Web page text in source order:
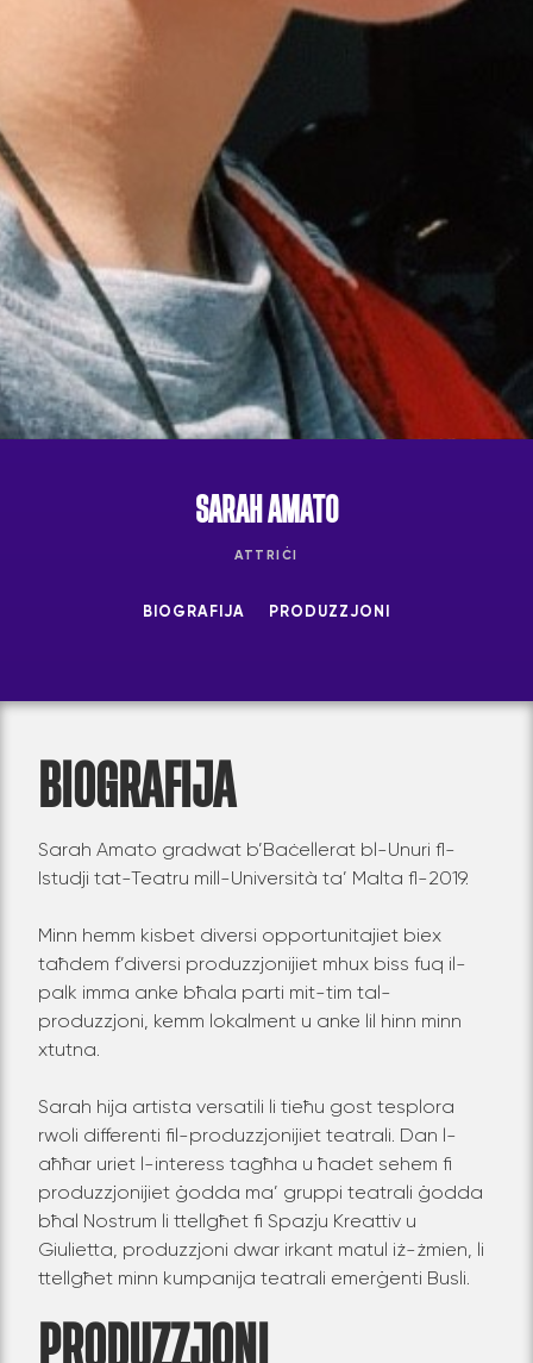
SARAH AMATO
ATTRIĊI
BIOGRAFIJA PRODUZZJONI
BIOGRAFIJA
Sarah Amato gradwat b’Baċellerat bl-Unuri fl-
Istudji tat-Teatru mill-Università ta’ Malta fl-2019.
Minn hemm kisbet diversi opportunitajiet biex
taħdem f’diversi produzzjonijiet mhux biss fuq il-
palk imma anke bħala parti mit-tim tal-
produzzjoni, kemm lokalment u anke lil hinn minn
xtutna.
Sarah hija artista versatili li tieħu gost tesplora
rwoli differenti fil-produzzjonijiet teatrali. Dan l-
aħħar uriet l-interess tagħha u ħadet sehem fi
produzzjonijiet ġodda ma’ gruppi teatrali ġodda
bħal Nostrum li ttellgħet fi Spazju Kreattiv u
Giulietta, produzzjoni dwar irkant matul iż-żmien, li
ttellgħet minn kumpanija teatrali emerġenti Busli.
PRODUZZJONI